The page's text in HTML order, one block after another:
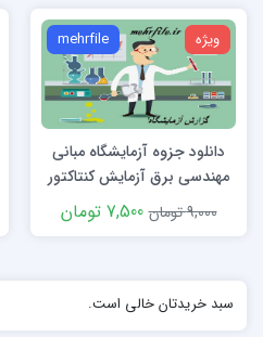
ویژه mehrfile
دانلود جزوه آزمایشگاه مبانی
مهندسی برق آزمایش کنتاکتور
word
9,000 تومان 7,500 تومان
سبد خریدتان خالی است.